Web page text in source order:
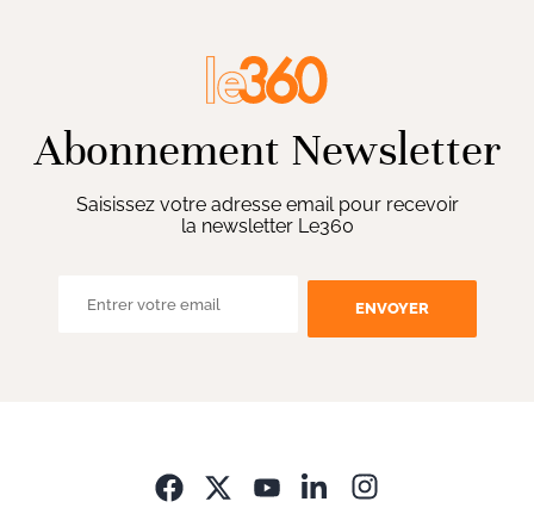
Abonnement Newsletter
Saisissez votre adresse email pour recevoir
la newsletter Le360
ENVOYER